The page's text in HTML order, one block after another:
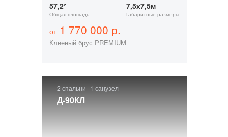
57,2²
Общая площадь
7,5х7,5м
Габаритные размеры
от1 770 000 р.
Клееный брус PREMIUM
2 спальни 1 санузел
Д-90КЛ